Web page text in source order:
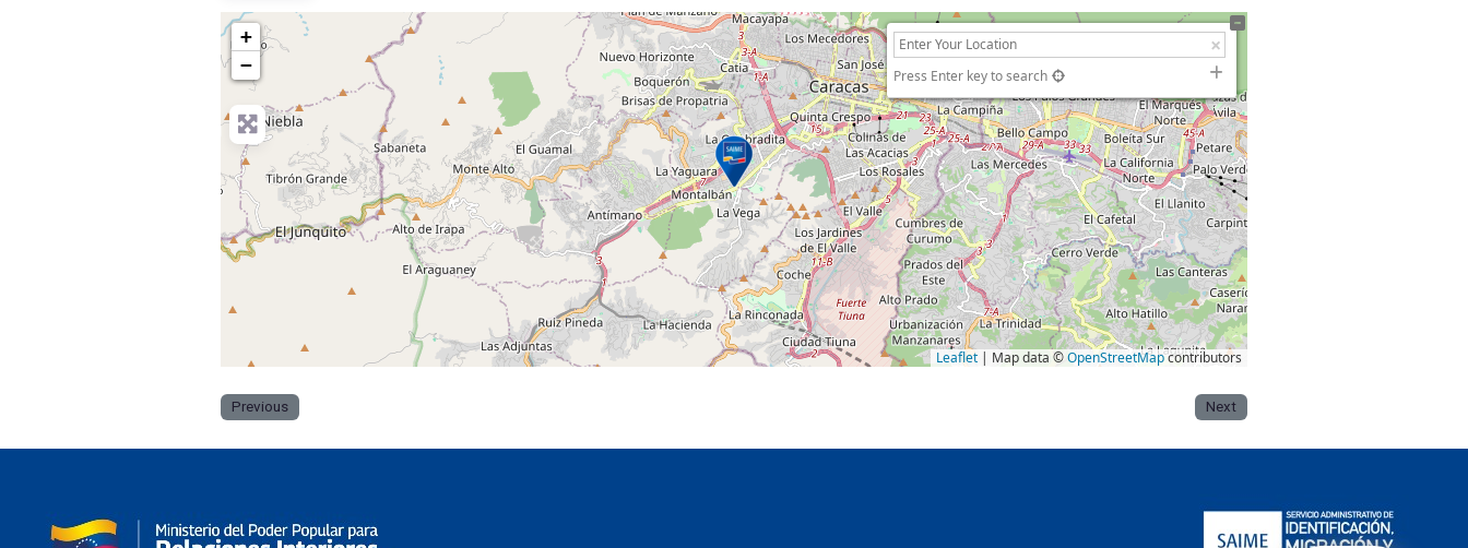
+
−
Press Enter key to search
Leaflet | Map data ©OpenStreetMapcontributors
Previous Next